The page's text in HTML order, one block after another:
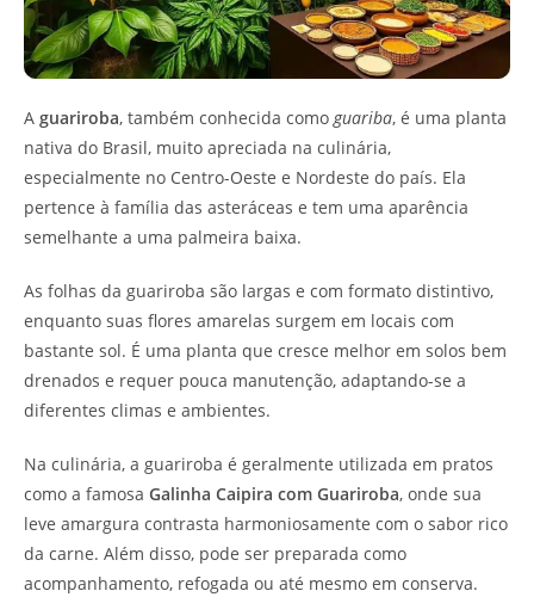
A guariroba, também conhecida comoguariba, é uma planta
nativa do Brasil, muito apreciada na culinária,
especialmente no Centro-Oeste e Nordeste do país. Ela
pertence à família das asteráceas e tem uma aparência
semelhante a uma palmeira baixa.
As folhas da guariroba são largas e com formato distintivo,
enquanto suas flores amarelas surgem em locais com
bastante sol. É uma planta que cresce melhor em solos bem
drenados e requer pouca manutenção, adaptando-se a
diferentes climas e ambientes.
Na culinária, a guariroba é geralmente utilizada em pratos
como a famosa Galinha Caipira com Guariroba, onde sua
leve amargura contrasta harmoniosamente com o sabor rico
da carne. Além disso, pode ser preparada como
acompanhamento, refogada ou até mesmo em conserva.